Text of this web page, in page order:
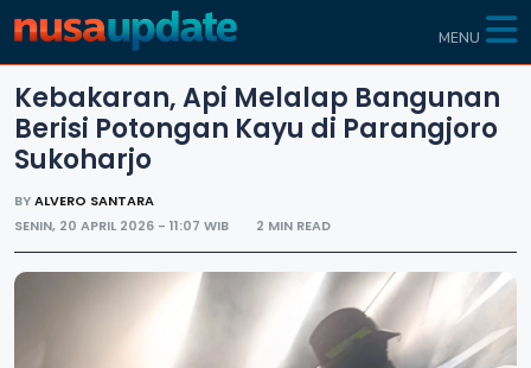
MENU
Kebakaran, Api Melalap Bangunan
Berisi Potongan Kayu di Parangjoro
Sukoharjo
BYALVERO SANTARA
SENIN, 20 APRIL 2026 - 11:07 WIB
2 MIN READ